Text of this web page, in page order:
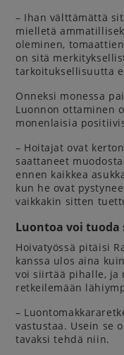
– Ihan välttämättä
mielletä
oleminen,
on sitä
tarkoituksellisuutta
Onneksi monessa
Luonnon ottaminen
monenlaisia
– Hoitajat ovat
saattaneet
ennen kaikkea
kun he ovat
vaikkakin sitten
Luontoa voi tuoda
Hoivatyössä pitäisi
kanssa ulos aina
voi siirtää pihalle, ja
retkeilemään
–
vastustaa. Usein se
tavaksi tehdä niin.